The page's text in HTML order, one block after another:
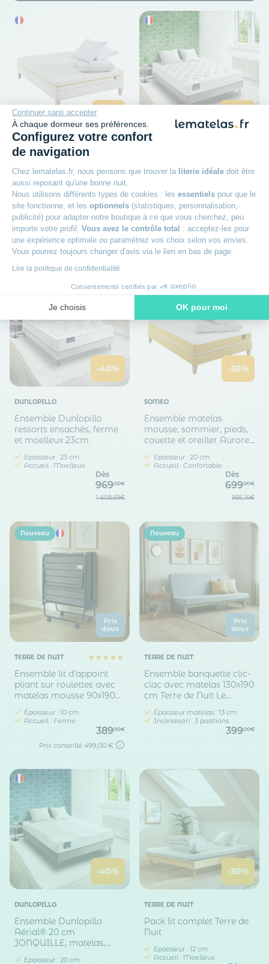
Continuer sans accepter
À chaque dormeur ses préférences.
Configurez votre confort
de navigation
Chez lematelas.fr, nous pensons que trouver la literie idéale doit être
aussi reposant qu'une bonne nuit.
Nous utilisons différents types de cookies : les essentiels pour que le
site fonctionne, et les optionnels (statistiques, personnalisation,
publicité) pour adapter notre boutique à ce que vous cherchez, peu
importe votre profil. Vous avez le contrôle total : acceptez-les pour
une expérience optimale ou paramétrez vos choix selon vos envies.
Vous pourrez toujours changer d'avis via le lien en bas de page.
Lire la politique de confidentialité
Consentements certifiés par
Je choisis OK pour moi
Axeptio consent
Plateforme de Gestion du Consentement : Personnalisez vos
Notre plateforme vous permet d'adapter et de gérer vos
SOMEO
mousse recyclée,
sommier, pieds, couette et
oreiller Aube 400 -
SOMEO
Epaisseur : 16 cm
Accueil : Dynamique
Dès
1 38900€
1 980,21€
mousse mémoire Aérial®
matelas, sommier, pieds
Epaisseur : 21 cm
Accueil : Moelleux
Dès
93900€
1 558,69€
-40%
DUNLOPILLO
Ensemble Dunlopillo
ressorts ensachés, ferme
et moelleux 23cm
Epaisseur : 23 cm
Accueil : Moelleux
Dès
96900€
1 608,69€
-30%
SOMEO
Ensemble matelas
mousse, sommier, pieds,
couette et oreiller Aurore
Epaisseur : 20 cm
Accueil : Confortable
Dès
69900€
995,16€
Nouveau
Prix
doux
TERRE DE NUIT
Ensemble lit d’appoint
pliant sur roulettes avec
matelas mousse 90x190
cm- Terre de Nuit
Épaisseur : 10 cm
Accueil : Ferme
38900€
Prix conseillé 499,00 €
Nouveau
Prix
doux
TERRE DE NUIT
Ensemble banquette clic-
clac avec matelas 130x190
cm Terre de Nuit Le
Fameux
Épaisseur matelas : 13 cm
Inclinaison : 3 positions
39900€
-40%
DUNLOPILLO
Ensemble Dunlopillo
Aérial® 20 cm
JONQUILLE, matelas,
Epaisseur : 20 cm
-30%
TERRE DE NUIT
Pack lit complet Terre de
Nuit
Epaisseur : 12 cm
Accueil : Moelleux